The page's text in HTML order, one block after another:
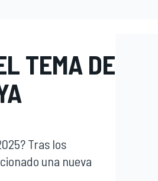
TEMA DE
Tras los
una nueva